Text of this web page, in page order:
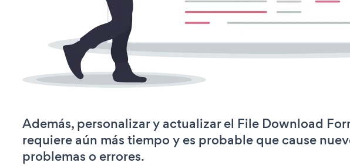
Además, personalizar y actualizar el File Download
requiere aún más tiempo y es probable que cause
problemas o errores.